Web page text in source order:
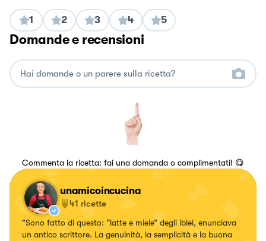
1 2 3 4 5
Domande e recensioni
Commenta la ricetta: fai una domanda o complimentati! 😋
unamicoincucina
41 ricette
"Sono fatto di questo: “latte e miele” degli iblei, enunciava
un antico scrittore. La genuinità, la semplicità e la buona